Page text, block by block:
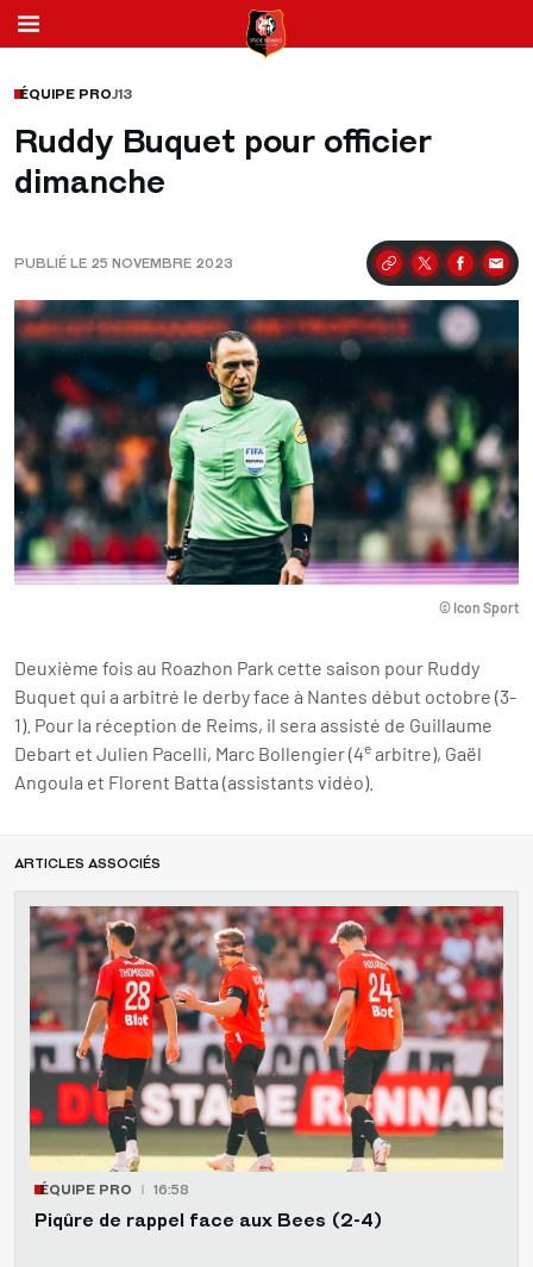
ÉQUIPE PROJ13
Ruddy Buquet pour officier
dimanche
PUBLIÉ LE 25 NOVEMBRE 2023 Partager
© Icon Sport
Deuxième fois au Roazhon Park cette saison pour Ruddy
Buquet qui a arbitré le derby face à Nantes début octobre (3-
1). Pour la réception de Reims, il sera assisté de Guillaume
Debart et Julien Pacelli, Marc Bollengier (4e arbitre), Gaël
Angoula et Florent Batta (assistants vidéo).
ARTICLES ASSOCIÉS
ÉQUIPE PRO 16:58
Piqûre de rappel face aux Bees (2-4)